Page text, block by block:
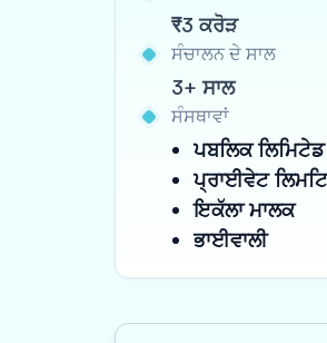
₹3 ਕਰੋੜ
ਸੰਚਾਲਨ ਦੇ ਸਾਲ
3+ ਸਾਲ
ਸੰਸਥਾਵਾਂ
ਪਬਲਿਕ ਲਿਮਿਟੇਡ
ਪ੍ਰਾਈਵੇਟ
ਇਕੱਲਾ ਮਾਲਕ
ਭਾਈਵਾਲੀ